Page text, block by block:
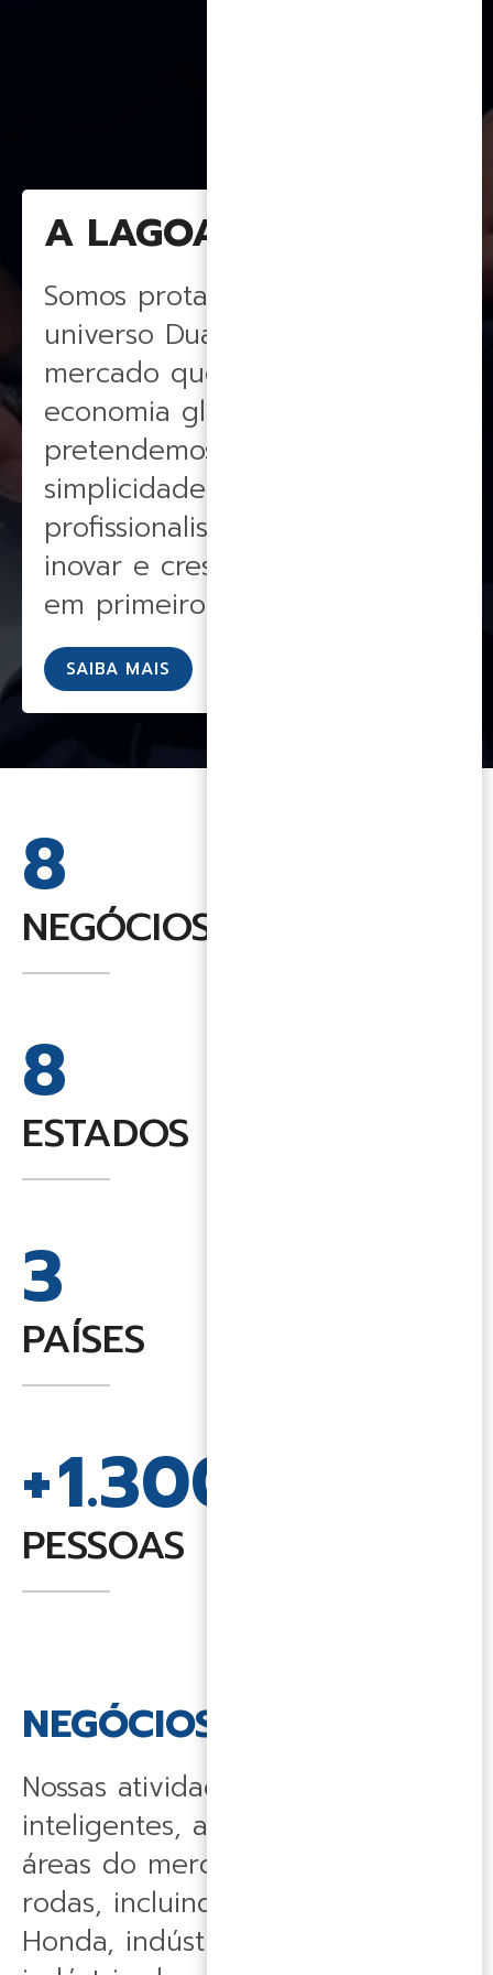
A LAGOApar
Somos protagonistas no
universo Duas Rodas,
mercado que cresce acima da
economia global, e
pretendemos, com
simplicidade e
profissionalismo, continuar a
inovar e crescer, tendo a ética
em primeiro lugar.
SAIBA MAIS
8
NEGÓCIOS
8
ESTADOS
3
PAÍSES
+1.300
PESSOAS
NEGÓCIOS
Nossas atividades, estruturadas e
inteligentes, abrangem todas as
áreas do mercado de duas
rodas, incluindo concessionárias
Honda, indústria de bicicletas,